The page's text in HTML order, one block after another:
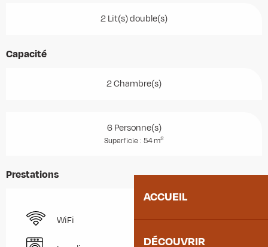
ACCUEIL
DÉCOUVRIR
2 Lit(s) double(s)
Capacité
2 Chambre(s)
6 Personne(s)
Superficie : 54 m2
Prestations
WiFi